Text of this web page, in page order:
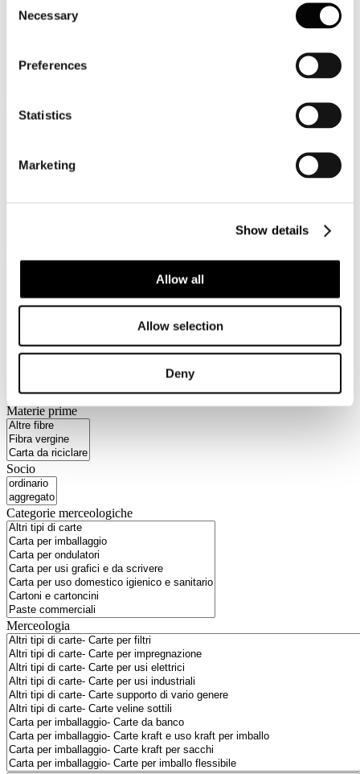
Selection
Necessary
Preferences
Statistics
Marketing
Show details
Allow all
Allow selection
Deny
Regione
Materie prime
Socio
Categorie merceologiche
Merceologia